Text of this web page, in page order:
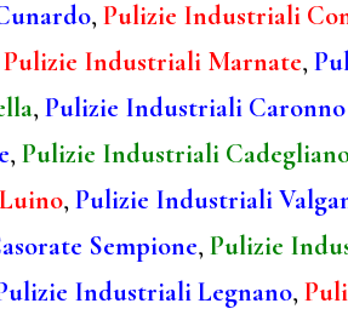
, Pulizie Industriali
Pulizie Industriali Marnate,
, Pulizie Industriali Caronno
, Pulizie Industriali
, Pulizie Industriali
Sempione, Pulizie
Industriali Legnano,